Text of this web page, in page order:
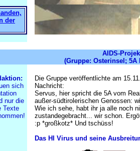
der
AIDS-
(Gruppe: Osterinsel;
sich
nur die
Texte
Die Gruppe veröffentlichte am
Nachricht:
Servus, hier spricht die 5A vom
außer-südtirolerischen Genossen:
Wie ich sehe, habt ihr ja alle noch
zustandegebracht... wir schon.
:p *großkotz* Und tschüss!
Das HI Virus und seine